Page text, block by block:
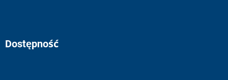
Dostępność